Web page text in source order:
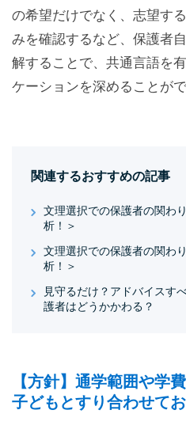
の希望だけでなく、志望す
みを確認するなど、保護者
解することで、共通言語を
ケーションを深めることが
関連するおすすめの記事
文理選択での保護者の関わ
析！＞
文理選択での保護者の関わ
析！＞
見守るだけ？アドバイスす
護者はどうかかわる？
【方針】通学範囲や学
子どもとすり合わせてお